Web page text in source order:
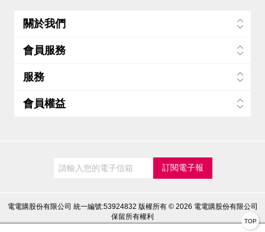
TOP
關於我們
會員服務
服務
會員權益
電電購股份有限公司 統一編號:53924832 版權所有 © 2026 電電購股份有限公司
保留所有權利